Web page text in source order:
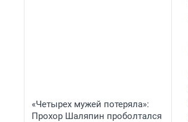
«Четырех мужей потеряла»:
Прохор Шаляпин проболтался